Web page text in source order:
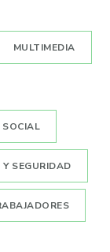
MULTIMEDIA
SOCIAL
SEGURIDAD